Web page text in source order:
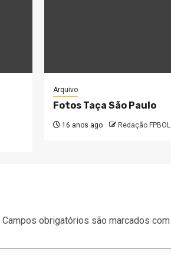
Arquivo
Fotos Taça São Paulo
16 anos ago Redação FPBOL
Campos obrigatórios são marcados com